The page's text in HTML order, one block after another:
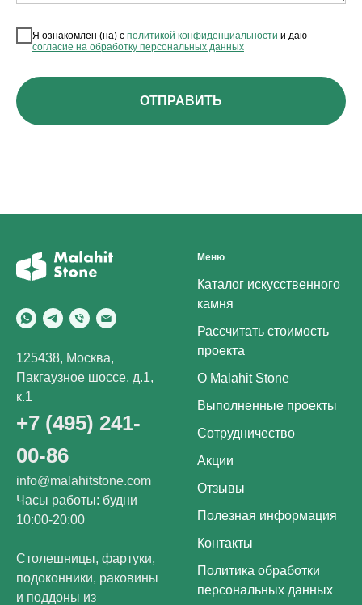
Я ознакомлен (на) с политикой конфиденциальности и даю
согласие на обработку персональных данных
ОТПРАВИТЬ
125438, Москва,
Пакгаузное шоссе, д.1,
к.1
+7 (495) 241-
00-86
info@malahitstone.com
Часы работы: будни
10:00-20:00
Столешницы, фартуки,
подоконники, раковины
и поддоны из
Меню
Каталог искусственного
камня
Рассчитать стоимость
проекта
О Malahit Stone
Выполненные проекты
Сотрудничество
Акции
Отзывы
Полезная информация
Контакты
Политика обработки
персональных данных